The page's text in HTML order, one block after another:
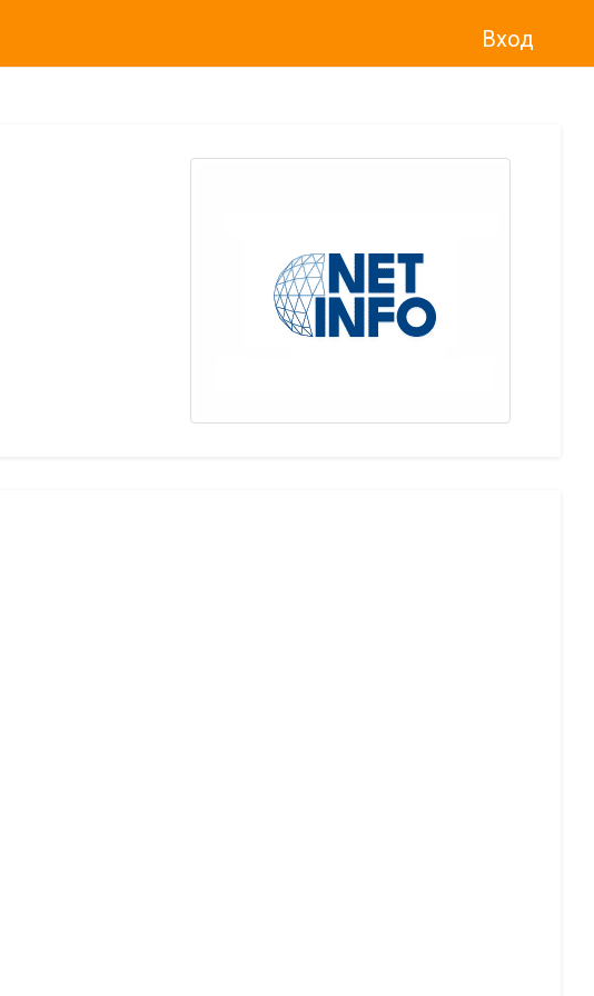
Вход
прекратява услугата Adwiseсчитано от01.01.2026 г